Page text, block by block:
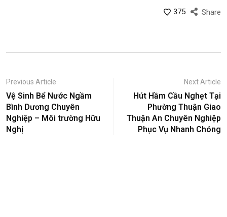
Share
375
Previous Article
Vệ Sinh Bể Nước Ngầm
Bình Dương Chuyên
Nghiệp – Môi trường Hữu
Nghị
Next Article
Hút Hầm Cầu Nghẹt Tại
Phường Thuận Giao
Thuận An Chuyên Nghiệp
Phục Vụ Nhanh Chóng